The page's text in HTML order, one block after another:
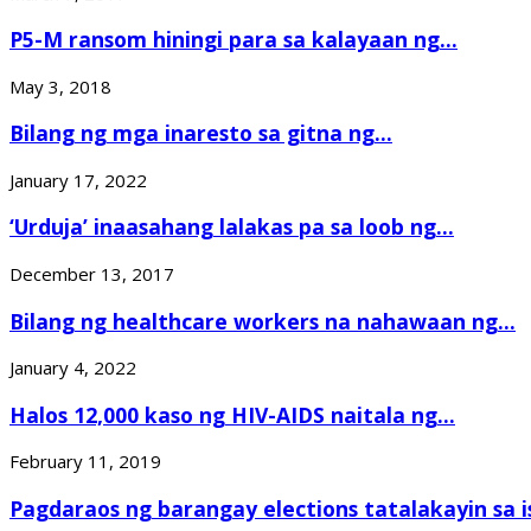
P5-M ransom hiningi para sa kalayaan ng...
May 3, 2018
Bilang ng mga inaresto sa gitna ng...
January 17, 2022
‘Urduja’ inaasahang lalakas pa sa loob ng...
December 13, 2017
Bilang ng healthcare workers na nahawaan ng...
January 4, 2022
Halos 12,000 kaso ng HIV-AIDS naitala ng...
February 11, 2019
Pagdaraos ng barangay elections tatalakayin sa